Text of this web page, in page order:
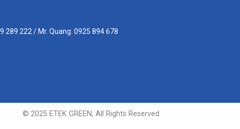
289 222 / Mr. Quang: 0925 894 678
© 2025 ETEK GREEN, All Rights Reserved.